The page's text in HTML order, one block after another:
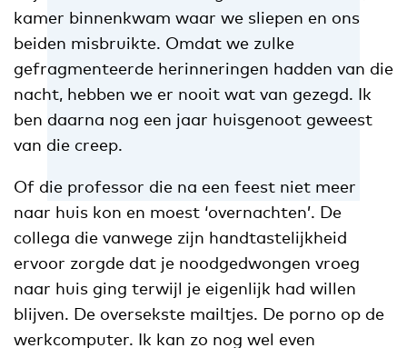
kamer binnenkwam waar we sliepen en ons
beiden misbruikte. Omdat we zulke
gefragmenteerde herinneringen hadden van die
nacht, hebben we er nooit wat van gezegd. Ik
ben daarna nog een jaar huisgenoot geweest
van die creep.
Of die professor die na een feest niet meer
naar huis kon en moest ‘overnachten’. De
collega die vanwege zijn handtastelijkheid
ervoor zorgde dat je noodgedwongen vroeg
naar huis ging terwijl je eigenlijk had willen
blijven. De oversekste mailtjes. De porno op de
werkcomputer. Ik kan zo nog wel even